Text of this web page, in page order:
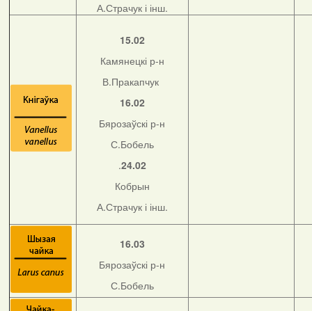
А.Страчук і інш.
15.02
Камянецкі р-н
В.Пракапчук
16.02
Бярозаўскі р-н
С.Бобель
.24.02
Кобрын
А.Страчук і інш.
16.03
Бярозаўскі р-н
С.Бобель